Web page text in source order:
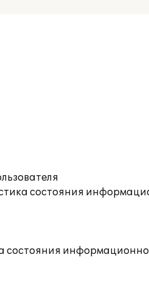
состояния
состояния